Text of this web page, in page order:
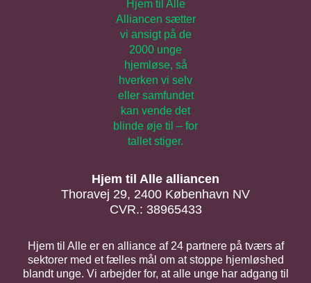
Hjem til Alle alliancen
Thoravej 29, 2400 København NV
CVR.: 38965433
Hjem til Alle er en alliance af 24 partnere på tværs af
sektorer med et fælles mål om at stoppe hjemløshed
blandt unge. Vi arbejder for, at alle unge har adgang til